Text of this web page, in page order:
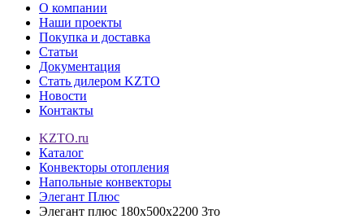
О компании
Наши проекты
Покупка и доставка
Статьи
Документация
Стать дилером KZTO
Новости
Контакты
KZTO.ru
Каталог
Конвекторы отопления
Напольные конвекторы
Элегант Плюс
Элегант плюс 180x500x2200 3то